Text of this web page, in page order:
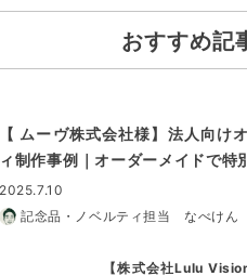
おすすめ記
【 ムーヴ株式会社様】法人向け
ィ制作事例｜オーダーメイドで特
2025.7.10
記念品・ノベルティ担当 なべけん
【株式会社Lulu